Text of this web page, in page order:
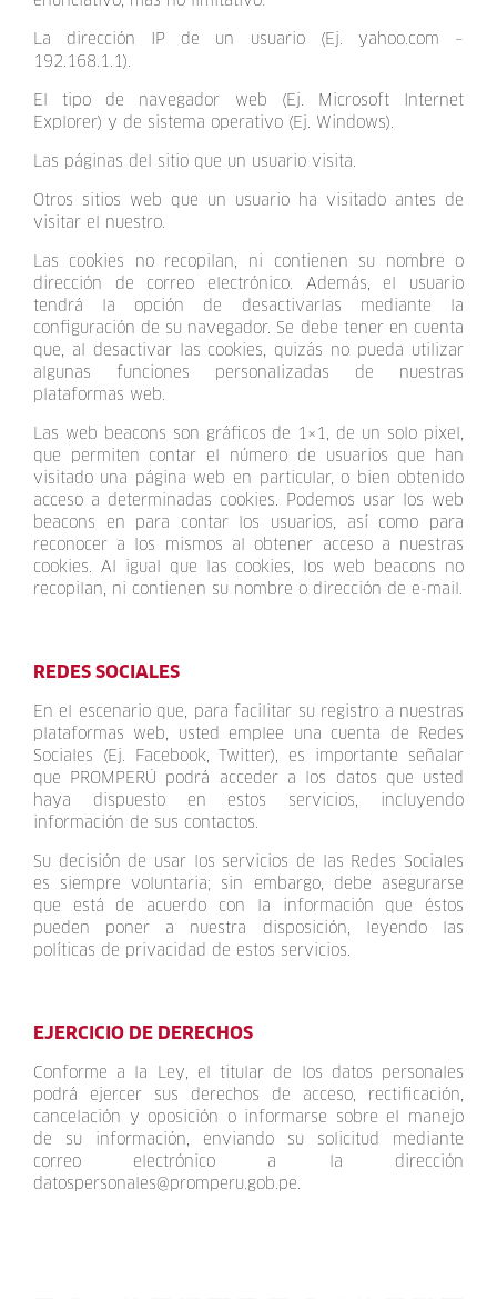
La dirección IP de un usuario (Ej. yahoo.com –
192.168.1.1).
El tipo de navegador web (Ej. Microsoft Internet
Explorer) y de sistema operativo (Ej. Windows).
Las páginas del sitio que un usuario visita.
Otros sitios web que un usuario ha visitado antes de
visitar el nuestro.
Las cookies no recopilan, ni contienen su nombre o
dirección de correo electrónico. Además, el usuario
tendrá la opción de desactivarlas mediante la
configuración de su navegador. Se debe tener en cuenta
que, al desactivar las cookies, quizás no pueda utilizar
algunas funciones personalizadas de nuestras
plataformas web.
Las web beacons son gráficos de 1×1, de un solo pixel,
que permiten contar el número de usuarios que han
visitado una página web en particular, o bien obtenido
acceso a determinadas cookies. Podemos usar los web
beacons en para contar los usuarios, así como para
reconocer a los mismos al obtener acceso a nuestras
cookies. Al igual que las cookies, los web beacons no
recopilan, ni contienen su nombre o dirección de e-mail.
REDES SOCIALES
En el escenario que, para facilitar su registro a nuestras
plataformas web, usted emplee una cuenta de Redes
Sociales (Ej. Facebook, Twitter), es importante señalar
que PROMPERÚ podrá acceder a los datos que usted
haya dispuesto en estos servicios, incluyendo
información de sus contactos.
Su decisión de usar los servicios de las Redes Sociales
es siempre voluntaria; sin embargo, debe asegurarse
que está de acuerdo con la información que éstos
pueden poner a nuestra disposición, leyendo las
políticas de privacidad de estos servicios.
EJERCICIO DE DERECHOS
Conforme a la Ley, el titular de los datos personales
podrá ejercer sus derechos de acceso, rectificación,
cancelación y oposición o informarse sobre el manejo
de su información, enviando su solicitud mediante
correo electrónico a la dirección
datospersonales@promperu.gob.pe.